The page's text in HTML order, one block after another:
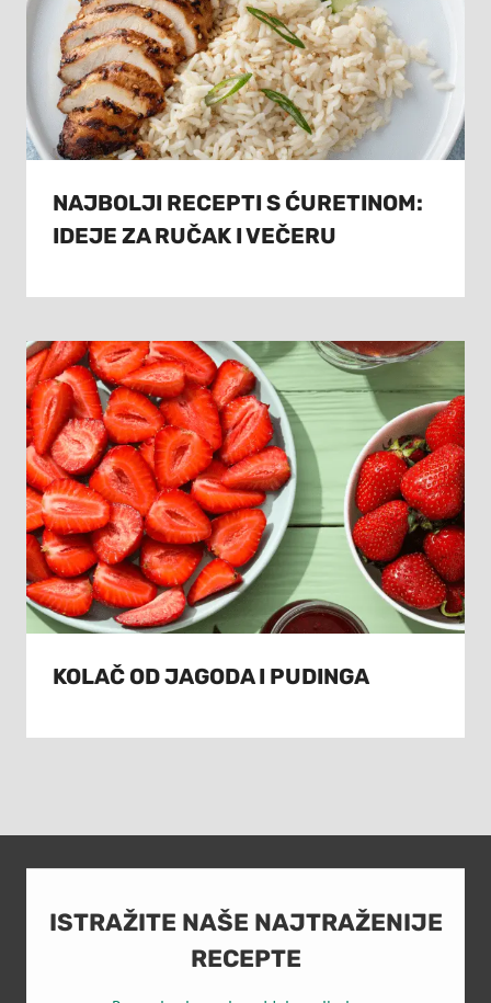
NAJBOLJI RECEPTI S ĆURETINOM:
IDEJE ZA RUČAK I VEČERU
KOLAČ OD JAGODA I PUDINGA
ISTRAŽITE NAŠE NAJTRAŽENIJE
RECEPTE